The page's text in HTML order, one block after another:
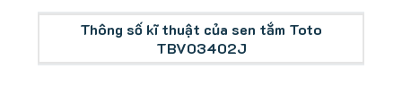
Thông số kĩ thuật của sen tắm Toto
TBV03402J